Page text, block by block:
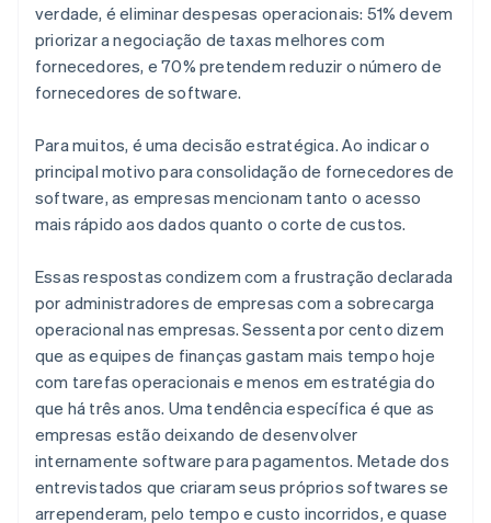
verdade, é eliminar despesas operacionais: 51% devem
priorizar a negociação de taxas melhores com
fornecedores, e 70% pretendem reduzir o número de
fornecedores de software.
Para muitos, é uma decisão estratégica. Ao indicar o
principal motivo para consolidação de fornecedores de
software, as empresas mencionam tanto o acesso
mais rápido aos dados quanto o corte de custos.
Essas respostas condizem com a frustração declarada
por administradores de empresas com a sobrecarga
operacional nas empresas. Sessenta por cento dizem
que as equipes de finanças gastam mais tempo hoje
com tarefas operacionais e menos em estratégia do
que há três anos. Uma tendência específica é que as
empresas estão deixando de desenvolver
internamente software para pagamentos. Metade dos
entrevistados que criaram seus próprios softwares se
arrependeram, pelo tempo e custo incorridos, e quase
Gibraltar
English
Grécia
English
Hungria
Índia
English
Irlanda
English
Itália
Japão
日本語English
Letônia
English
Liechtenstein
DeutschEnglish
Lituânia
English
Luxemburgo
FrançaisDeutschEnglish
Malásia